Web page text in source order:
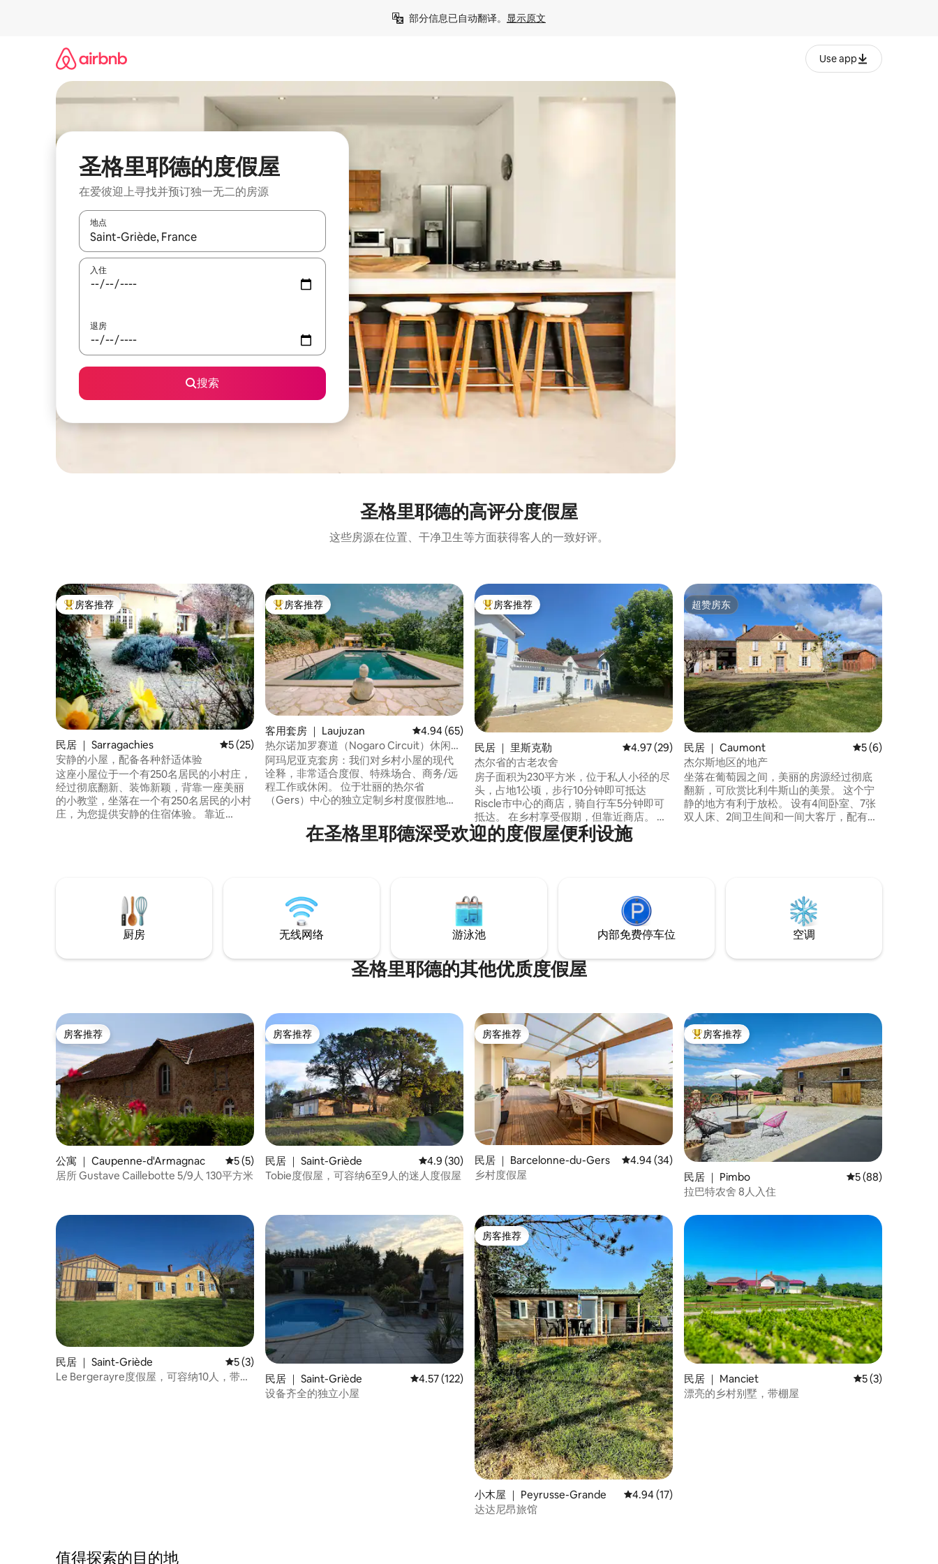
部分信息已自动翻译。 显示原文
Use app
圣格里耶德的度假屋
在爱彼迎上寻找并预订独一无二的房源
地点
如有搜索结果，请使用上下方向键查看，或通过点击或滑动手势浏览。
入住
退房
搜索
圣格里耶德的高评分度假屋
这些房源在位置、干净卫生等方面获得客人的一致好评。
热门「房客推荐」
房客推荐
民居 ｜ Sarragachies 平均评分 5 分（满分 5 分），共 25 条评价
5 (25)
安静的小屋，配备各种舒适体验
这座小屋位于一个有250名居民的小村庄，
经过彻底翻新、装饰新颖，背靠一座美丽
的小教堂，坐落在一个有250名居民的小村
庄，为您提供安静的住宿体验。 靠近
山脉1小时30分。
热门「房客推荐」
房客推荐
客用套房 ｜ Laujuzan 平均评分 4.94 分（满分 5 分），共 65 条评价
4.94 (65)
热尔诺加罗赛道（Nogaro Circuit）休闲套
房，2张床
阿玛尼亚克套房：我们对乡村小屋的现代
诠释，非常适合度假、特殊场合、商务/远
程工作或休闲。 位于壮丽的热尔省
（Gers）中心的独立定制乡村度假胜地。
间、燃气烧烤、现代装饰和干净的便利设
施，为您提供更好的住宿体验。 诺加罗的
热门「房客推荐」
房客推荐
民居 ｜ 里斯克勒 平均评分 4.97 分（满分 5 分），共 29 条评价
4.97 (29)
杰尔省的古老农舍
房子面积为230平方米，位于私人小径的尽
头，占地1公顷，步行10分钟即可抵达
Riscle市中心的商店，骑自行车5分钟即可
抵达。 在乡村享受假期，但靠近商店。 打
开百叶窗看鹿并不罕见！ 宽敞的房子，有5
间卧室，包括2间主卧套房、办公室、客厅/
超赞房东
超赞房东
民居 ｜ Caumont 平均评分 5 分（
5 (6)
杰尔斯地区的地产
坐落在葡萄园之间，美丽的房源经过彻底
翻新，可欣赏比利牛斯山的美景。 这个宁
静的地方有利于放松。 设有4间卧室、7张
双人床、2间卫生间和一间大客厅，配有客
在圣格里耶德深受欢迎的度假屋便利设施
厨房 无线网络 游泳池 内部免费停车位 空调
圣格里耶德的其他优质度假屋
房客推荐
房客推荐
公寓 ｜ Caupenne-d'Armagnac 平均评分 5 分（满分 5 分），共 5 条评价
5 (5)
居所 Gustave Caillebotte 5/9人 130平方米
房客推荐
房客推荐
民居 ｜ Saint-Griède 平均评分 4.9 分（满分 5 分），共 30 条评价
4.9 (30)
Tobie度假屋，可容纳6至9人的迷人度假屋
房客推荐
房客推荐
民居 ｜ Barcelonne-du-Gers 平均评分 4.94 分（满分 5 分），共 34 条评价
4.94 (34)
乡村度假屋
热门「房客推荐」
房客推荐
民居 ｜ Pimbo 平均评分 5 分（满
5 (88)
拉巴特农舍 8人入住
民居 ｜ Saint-Griède 平均评分 5 分（满分 5 分），共 3 条评价
5 (3)
Le Bergerayre度假屋，可容纳10人，带游
民居 ｜ Saint-Griède 平均评分 4.57 分（满分 5 分），共 122 条评价
4.57 (122)
设备齐全的独立小屋
房客推荐
房客推荐
小木屋 ｜ Peyrusse-Grande 平均评分 4.94 分（满分 5 分），共 17 条评价
4.94 (17)
达达尼昂旅馆
民居 ｜ Manciet 平均评分 5 分（
5 (3)
漂亮的乡村别墅，带棚屋
值得探索的目的地